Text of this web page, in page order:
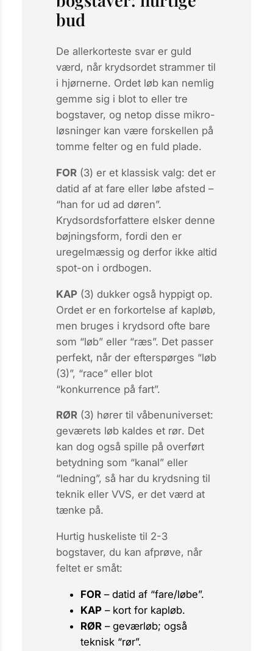
bud
De allerkorteste svar er guld
værd, når krydsordet strammer til
i hjørnerne. Ordet løbkan nemlig
gemme sig i blot to eller tre
bogstaver, og netop disse mikro-
løsninger kan være forskellen på
tomme felter og en fuld plade.
FOR(3) er et klassisk valg: det er
datid af at fare eller løbe afsted –
“han forud ad døren”.
Krydsordsforfattere elsker denne
bøjningsform, fordi den er
uregelmæssig og derfor ikke altid
spot-on i ordbogen.
KAP(3) dukker også hyppigt op.
Ordet er en forkortelse af kapløb,
men bruges i krydsord ofte bare
som “løb” eller “ræs”. Det passer
perfekt, når der efterspørges “løb
(3)”, “race” eller blot
“konkurrence på fart”.
RØR(3) hører til våbenuniverset:
geværets løb kaldes et rør. Det
kan dog også spille på overført
betydning som “kanal” eller
“ledning”, så har du krydsning til
teknik eller VVS, er det værd at
tænke på.
Hurtig huskeliste til 2-3
bogstaver, du kan afprøve, når
feltet er småt:
FOR– datid af “fare/løbe”.
KAP– kort for kapløb.
RØR– geværløb; også
teknisk “rør”.